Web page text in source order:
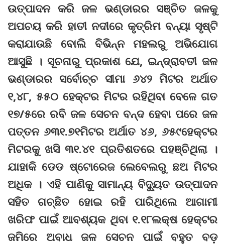
ଉତ୍ପାଦନ କରି ଜଳ ଭଣ୍ଡାରର ସଞ୍ଚିତ ଜଳକୁ
ଅପଚୟ କରି ହାତୀ ନଦୀରେ କୃତ୍ରିମ ବନ୍ୟା ସୃଷ୍ଟି
କରାଯାଉଛି ବୋଲି ବିଭିନ୍ନ ମହଲରୁ ଅଭିଯୋଗ
ଆସୁଛି । ସୂଚନାରୁ ପ୍ରକାଶ ଯେ, ଇନ୍ଦ୍ରାବତୀ ଜଳ
ଭଣ୍ଡାରର ସର୍ବୋଚ୍ଚ ସୀମା ୬୪୨ ମିଟର ଅର୍ଥାତ
୧,୪୮, ୫୫୦ ହେକ୍ଟର ମିଟର ରହିଥିବା ବେଳେ ଗତ
୧୭/୫ରେ ରବି ଜଳ ସେଚନ ବନ୍ଦ ହେବା ପରେ ଜଳ
ପତ୍ତନ ୬୩୧.୭୧ମିଟର ଅର୍ଥାତ ୪୬, ୬୫୯ହେକ୍ଟର
ମିଟରକୁ ଖସି ୩୧.୪୧ ପ୍ରତିଶତରେ ପହଞ୍ଚିଥିଲା ।
ଯାହାକି ଡେଡ ଷ୍ଟୋରେଜ ଲେବେଲରୁ ଛଅ ମିଟର
ଅଧିକ । ଏହି ପାଣିକୁ ସାମାନ୍ୟ ବିଦ୍ୟୁତ ଉତ୍ପାଦନ
ସହିତ ଗଚ୍ଛିତ ହୋଇ ରହି ପାରିଥିଲେ ଆଗାମୀ
ଖରିଫ ପାଇଁ ଆବଶ୍ୟକ ଥିବା ୧.୧୮ଲକ୍ଷ ହେକ୍ଟର
ଜମିରେ ଅବାଧ ଜଳ ସେଚନ ପାଇଁ ବହୁତ ବଡ଼